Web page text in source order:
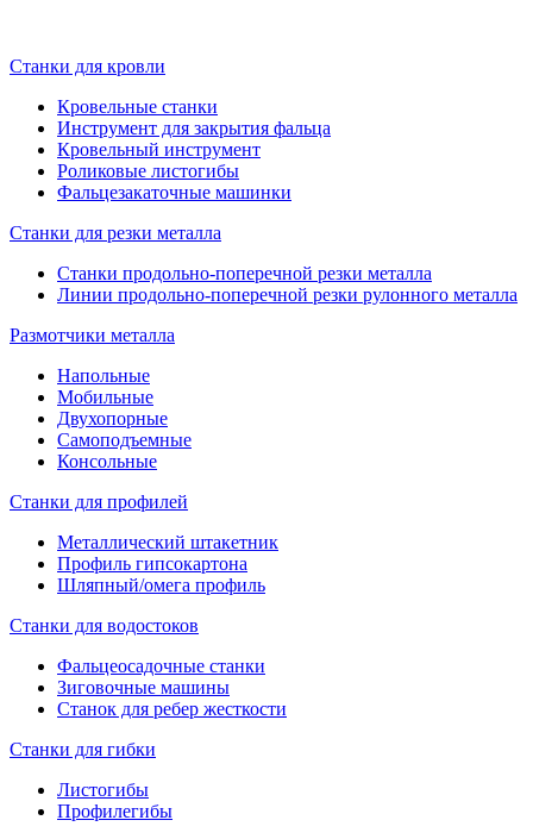
Станки для кровли
Кровельные станки
Инструмент для закрытия фальца
Кровельный инструмент
Роликовые листогибы
Фальцезакаточные машинки
Станки для резки металла
Станки продольно-поперечной резки металла
Линии продольно-поперечной резки рулонного металла
Размотчики металла
Напольные
Мобильные
Двухопорные
Самоподъемные
Консольные
Станки для профилей
Металлический штакетник
Профиль гипсокартона
Шляпный/омега профиль
Станки для водостоков
Фальцеосадочные станки
Зиговочные машины
Станок для ребер жесткости
Станки для гибки
Листогибы
Профилегибы